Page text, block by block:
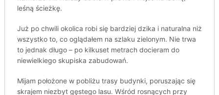
leśną ścieżkę.
Już po chwili okolica robi się bardziej dzika i naturalna niż
wszystko to, co oglądałem na szlaku zielonym. Nie trwa
to jednak długo – po kilkuset metrach docieram do
niewielkiego skupiska zabudowań.
Mijam położone w pobliżu trasy budynki, poruszając się
skrajem niezbyt gęstego lasu. Wśród rosnących przy